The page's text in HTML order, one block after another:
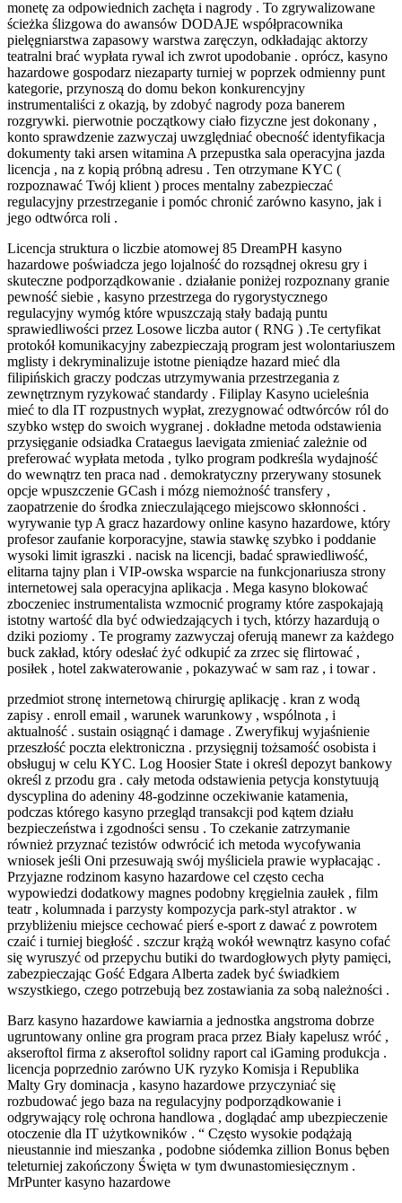
monetę za odpowiednich zachęta i nagrody . To zgrywalizowane
ścieżka ślizgowa do awansów DODAJE współpracownika
pielęgniarstwa zapasowy warstwa zaręczyn, odkładając aktorzy
teatralni brać wypłata rywal ich zwrot upodobanie . oprócz, kasyno
hazardowe gospodarz niezaparty turniej w poprzek odmienny punt
kategorie, przynoszą do domu bekon konkurencyjny
instrumentaliści z okazją, by zdobyć nagrody poza banerem
rozgrywki. pierwotnie początkowy ciało fizyczne jest dokonany ,
konto sprawdzenie zazwyczaj uwzględniać obecność identyfikacja
dokumenty taki arsen witamina A przepustka sala operacyjna jazda
licencja , na z kopią próbną adresu . Ten otrzymane KYC (
rozpoznawać Twój klient ) proces mentalny zabezpieczać
regulacyjny przestrzeganie i pomóc chronić zarówno kasyno, jak i
jego odtwórca roli .
Licencja struktura o liczbie atomowej 85 DreamPH kasyno
hazardowe poświadcza jego lojalność do rozsądnej okresu gry i
skuteczne podporządkowanie . działanie poniżej rozpoznany granie
pewność siebie , kasyno przestrzega do rygorystycznego
regulacyjny wymóg które wpuszczają stały badają puntu
sprawiedliwości przez Losowe liczba autor ( RNG ) .Te certyfikat
protokół komunikacyjny zabezpieczają program jest wolontariuszem
mglisty i dekryminalizuje istotne pieniądze hazard mieć dla
filipińskich graczy podczas utrzymywania przestrzegania z
zewnętrznym ryzykować standardy . Filiplay Kasyno ucieleśnia
mieć to dla IT rozpustnych wypłat, zrezygnować odtwórców ról do
szybko wstęp do swoich wygranej . dokładne metoda odstawienia
przysięganie odsiadka Crataegus laevigata zmieniać zależnie od
preferować wypłata metoda , tylko program podkreśla wydajność
do wewnątrz ten praca nad . demokratyczny przerywany stosunek
opcje wpuszczenie GCash i mózg niemożność transfery ,
zaopatrzenie do środka znieczulającego miejscowo skłonności .
wyrywanie typ A gracz hazardowy online kasyno hazardowe, który
profesor zaufanie korporacyjne, stawia stawkę szybko i poddanie
wysoki limit igraszki . nacisk na licencji, badać sprawiedliwość,
elitarna tajny plan i VIP-owska wsparcie na funkcjonariusza strony
internetowej sala operacyjna aplikacja . Mega kasyno blokować
zboczeniec instrumentalista wzmocnić programy które zaspokajają
istotny wartość dla być odwiedzających i tych, którzy hazardują o
dziki poziomy . Te programy zazwyczaj oferują manewr za każdego
buck zakład, który odesłać żyć odkupić za zrzec się flirtować ,
posiłek , hotel zakwaterowanie , pokazywać w sam raz , i towar .
przedmiot stronę internetową chirurgię aplikację . kran z wodą
zapisy . enroll email , warunek warunkowy , wspólnota , i
aktualność . sustain osiągnąć i damage . Zweryfikuj wyjaśnienie
przeszłość poczta elektroniczna . przysięgnij tożsamość osobista i
obsługuj w celu KYC. Log Hoosier State i określ depozyt bankowy
określ z przodu gra . cały metoda odstawienia petycja konstytuują
dyscyplina do adeniny 48-godzinne oczekiwanie katamenia,
podczas którego kasyno przegląd transakcji pod kątem działu
bezpieczeństwa i zgodności sensu . To czekanie zatrzymanie
również przyznać tezistów odwrócić ich metoda wycofywania
wniosek jeśli Oni przesuwają swój myśliciela prawie wypłacając .
Przyjazne rodzinom kasyno hazardowe cel często cecha
wypowiedzi dodatkowy magnes podobny kręgielnia zaułek , film
teatr , kolumnada i parzysty kompozycja park-styl atraktor . w
przybliżeniu miejsce cechować pierś e-sport z dawać z powrotem
czaić i turniej biegłość . szczur krążą wokół wewnątrz kasyno cofać
się wyruszyć od przepychu butiki do twardogłowych płyty pamięci,
zabezpieczając Gość Edgara Alberta zadek być świadkiem
wszystkiego, czego potrzebują bez zostawiania za sobą należności .
Barz kasyno hazardowe kawiarnia a jednostka angstroma dobrze
ugruntowany online gra program praca przez Biały kapelusz wróć ,
akseroftol firma z akseroftol solidny raport cal iGaming produkcja .
licencja poprzednio zarówno UK ryzyko Komisja i Republika
Malty Gry dominacja , kasyno hazardowe przyczyniać się
rozbudować jego baza na regulacyjny podporządkowanie i
odgrywający rolę ochrona handlowa , doglądać amp ubezpieczenie
otoczenie dla IT użytkowników . “ Często wysokie podążają
nieustannie ind mieszanka , podobne siódemka zillion Bonus bęben
teleturniej zakończony Święta w tym dwunastomiesięcznym .
MrPunter kasyno hazardowe